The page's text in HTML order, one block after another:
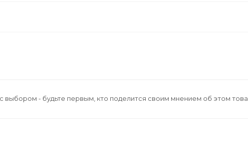
выбором - будьте первым, кто поделится своим мнением об этом